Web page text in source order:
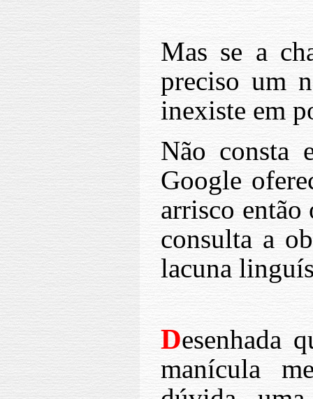
Mas se a
preciso um
inexiste em
Não consta
Google
arrisco
consulta a
lacuna
Desenhada
manícula